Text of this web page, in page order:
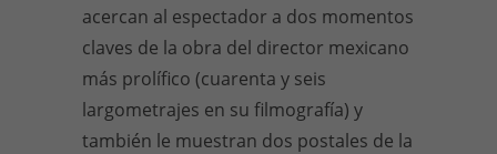
acercan al espectador a dos momentos
claves de la obra del director mexicano
más prolífico (cuarenta y seis
largometrajes en su filmografía) y
también le muestran dos postales de la